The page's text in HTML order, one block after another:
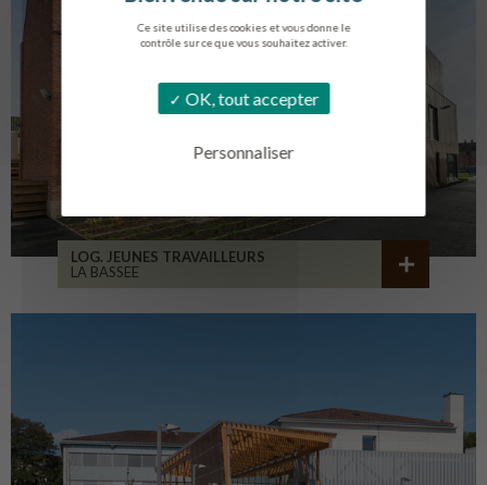
Ce site utilise des cookies et vous donne le
contrôle sur ce que vous souhaitez activer.
OK, tout accepter
Personnaliser
LOG. JEUNES TRAVAILLEURS
LA BASSEE